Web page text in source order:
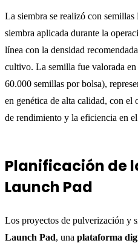
La siembra se realizó con semillas
siembra aplicada durante la
línea con la densidad
cultivo. La semilla fue valorada
60.000 semillas por bolsa),
en genética de alta calidad, con
de rendimiento y la eficiencia en
Planificación de
Launch Pad
Los proyectos de pulverización y
Launch Pad, una plataforma